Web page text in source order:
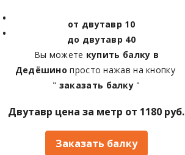
от двутавр 10
до двутавр 40
Вы можете купить балку в
Дедёшинопросто нажав на кнопку
" заказать балку "
Двутавр цена за метр от 1180 руб.
Заказать балку